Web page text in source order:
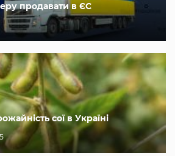
продавати в ЄС
сої в Україні